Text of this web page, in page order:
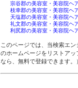
宗谷郡の美容室・美容院ヘ
枝幸郡の美容室・美容院ヘ
天塩郡の美容室・美容院ヘ
礼文郡の美容室・美容院ヘ
利尻郡の美容室・美容院ヘ
このページでは、当検索エン
のホームページをリストア
なら、無料で登録できます。）